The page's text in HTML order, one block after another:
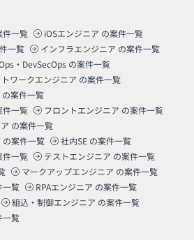
件一覧 iOSエンジニア の案件一覧
一覧 インフラエンジニア の案件一覧
・DevSecOps の案件一覧
ワークエンジニア の案件一覧
の案件一覧
件一覧 フロントエンジニア の案件一覧
の案件一覧
の案件一覧 社内SE の案件一覧
件一覧 テストエンジニア の案件一覧
マークアップエンジニア の案件一覧
一覧 RPAエンジニア の案件一覧
組込・制御エンジニア の案件一覧
一覧